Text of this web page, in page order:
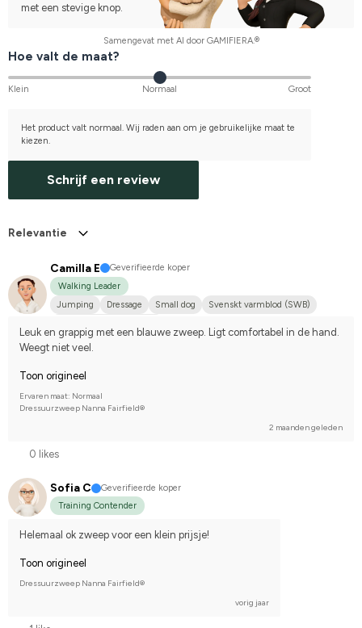
met een stevige knop.
Samengevat met AI door GAMIFIERA.®
Hoe valt de maat?
Klein Normaal Groot
Het product valt normaal. Wij raden aan om je gebruikelijke maat te
kiezen.
Schrijf een review
Relevantie
Camilla E
Geverifieerde koper
Walking Leader
Jumping
Dressage Small dog
Svenskt varmblod (SWB)
Leuk en grappig met een blauwe zweep. Ligt comfortabel in de hand.
Weegt niet veel.
Toon origineel
Ervaren maat: Normaal
Dressuurzweep Nanna Fairfield®
2 maanden geleden
0 likes
Sofia C
Geverifieerde koper
Training Contender
Helemaal ok zweep voor een klein prijsje!
Toon origineel
Dressuurzweep Nanna Fairfield®
vorig jaar